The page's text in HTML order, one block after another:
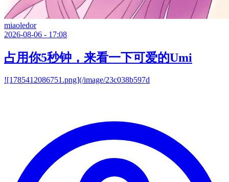
miaoledor
2026-08-06 - 17:08
占用你5秒钟，来看一下可爱的Umi
![1785412086751.png](/image/23c038b597d